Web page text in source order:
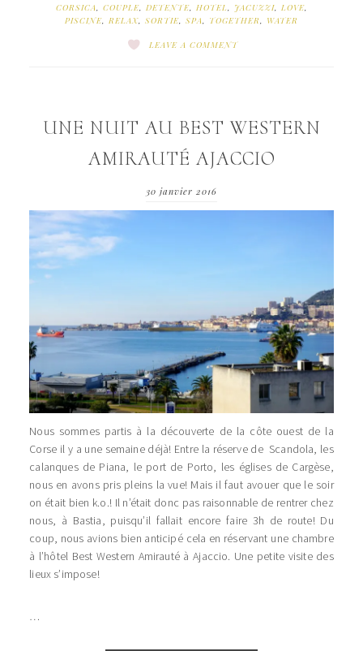
CORSICA
COUPLE, DETENTE, HOTEL JACUZZI, LOVE,
PISCINE RELAX SORTIE SPA TOGETHER WATER
LEAVE A COMMENT
UNE NUIT AU BEST WESTERN
AMIRAUTÉ AJACCIO
30 janvier 2016
Nous sommes partis à la découverte de la côte ouest de la
Corse il y a une semaine déjà! Entre la réserve de Scandola, les
calanques de Piana, le port de Porto, les églises de Cargèse,
nous en avons pris pleins la vue! Mais il faut avouer que le soir
on était bien k.o.! Il n’était donc pas raisonnable de rentrer chez
nous, à Bastia, puisqu’il fallait encore faire 3h de route! Du
coup, nous avions bien anticipé cela en réservant une chambre
à l’hôtel Best Western Amirauté à Ajaccio. Une petite visite des
lieux s’impose!
…